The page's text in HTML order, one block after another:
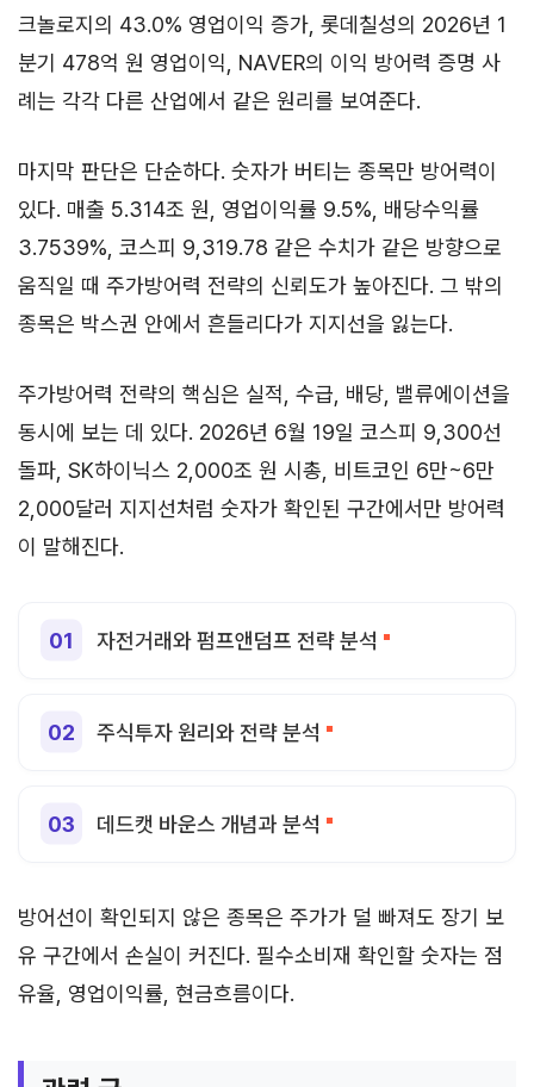
크놀로지의 43.0% 영업이익 증가, 롯데칠성의 2026년 1
분기 478억 원 영업이익, NAVER의 이익 방어력 증명 사
례는 각각 다른 산업에서 같은 원리를 보여준다.
마지막 판단은 단순하다. 숫자가 버티는 종목만 방어력이
있다. 매출 5.314조 원, 영업이익률 9.5%, 배당수익률
3.7539%, 코스피 9,319.78 같은 수치가 같은 방향으로
움직일 때 주가방어력 전략의 신뢰도가 높아진다. 그 밖의
종목은 박스권 안에서 흔들리다가 지지선을 잃는다.
주가방어력 전략의 핵심은 실적, 수급, 배당, 밸류에이션을
동시에 보는 데 있다. 2026년 6월 19일 코스피 9,300선
돌파, SK하이닉스 2,000조 원 시총, 비트코인 6만~6만
2,000달러 지지선처럼 숫자가 확인된 구간에서만 방어력
이 말해진다.
자전거래와 펌프앤덤프 전략 분석
주식투자 원리와 전략 분석
데드캣 바운스 개념과 분석
방어선이 확인되지 않은 종목은 주가가 덜 빠져도 장기 보
유 구간에서 손실이 커진다. 필수소비재 확인할 숫자는 점
유율, 영업이익률, 현금흐름이다.